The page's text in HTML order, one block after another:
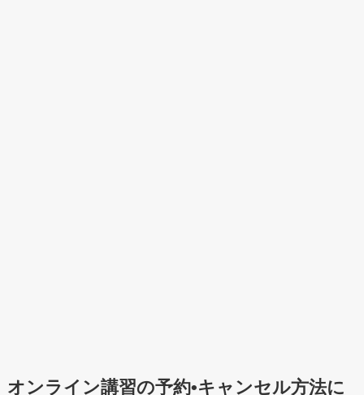
オンライン講習の予約•キャンセル方法に